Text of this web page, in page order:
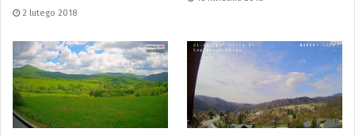
2 lutego 2018